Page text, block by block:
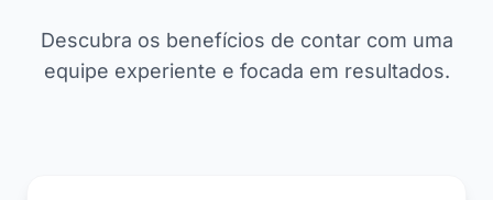
Descubra os benefícios de contar com uma
equipe experiente e focada em resultados.